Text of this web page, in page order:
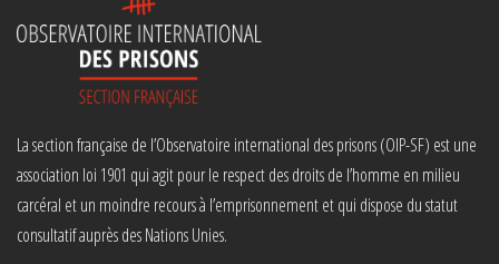
La section française de l’Observatoire international des prisons (OIP-SF) est une
association loi 1901 qui agit pour le respect des droits de l’homme en milieu
carcéral et un moindre recours à l’emprisonnement et qui dispose du statut
consultatif auprès des Nations Unies.